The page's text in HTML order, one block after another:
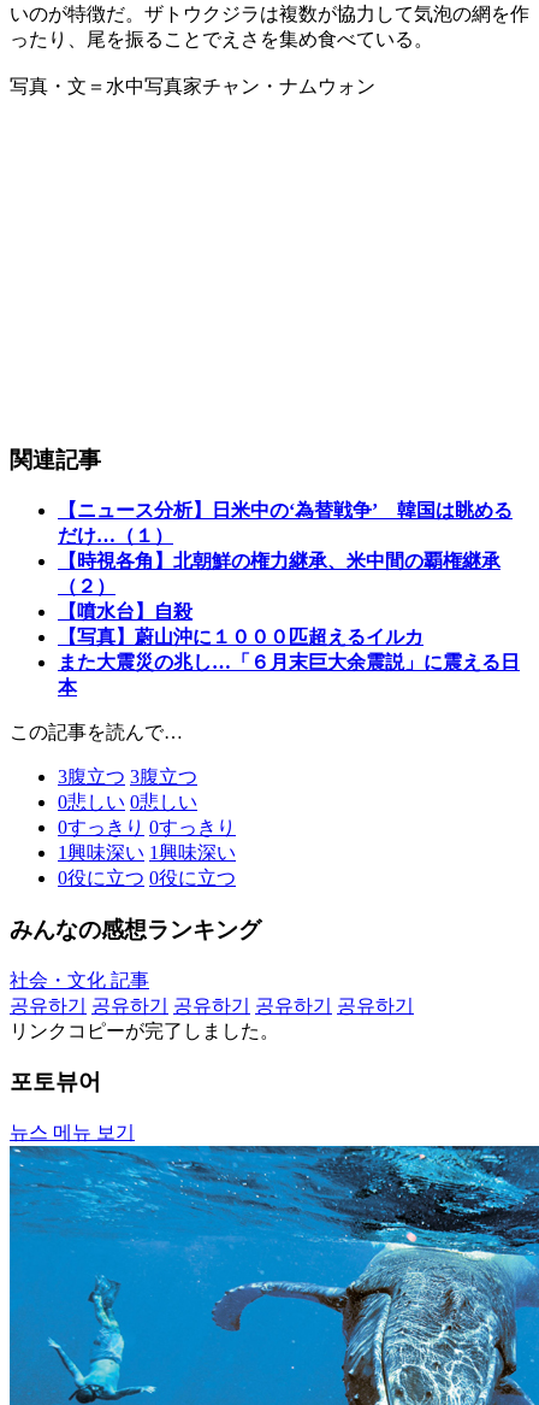
いのが特徴だ。ザトウクジラは複数が協力して気泡の網を作
ったり、尾を振ることでえさを集め食べている。
写真・文＝水中写真家チャン・ナムウォン
関連記事
【ニュース分析】日米中の‘為替戦争’ 韓国は眺める
だけ…（１）
【時視各角】北朝鮮の権力継承、米中間の覇権継承
（２）
【噴水台】自殺
【写真】蔚山沖に１０００匹超えるイルカ
また大震災の兆し…「６月末巨大余震説」に震える日
本
この記事を読んで…
3腹立つ 3腹立つ
0悲しい 0悲しい
0すっきり 0すっきり
1興味深い 1興味深い
0役に立つ 0役に立つ
みんなの感想ランキング
社会・文化 記事
공유하기
공유하기 공유하기 공유하기
공유하기
リンクコピーが完了しました。
포토뷰어
뉴스 메뉴 보기